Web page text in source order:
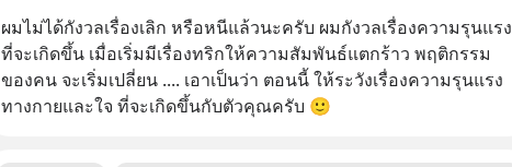
ผมไม่ได้กังวลเรื่องเลิก หรือหนีแล้วนะครับ ผมกังวลเรื่องความรุนแรง
ที่จะเกิดขึ้น เมื่อเริ่มมีเรื่องทริกให้ความสัมพันธ์แตกร้าว พฤติกรรม
ของคน จะเริ่มเปลี่ยน .... เอาเป็นว่า ตอนนี้ ให้ระวังเรื่องความรุนแรง
ทางกายและใจ ที่จะเกิดขึ้นกับตัวคุณครับ 🙂